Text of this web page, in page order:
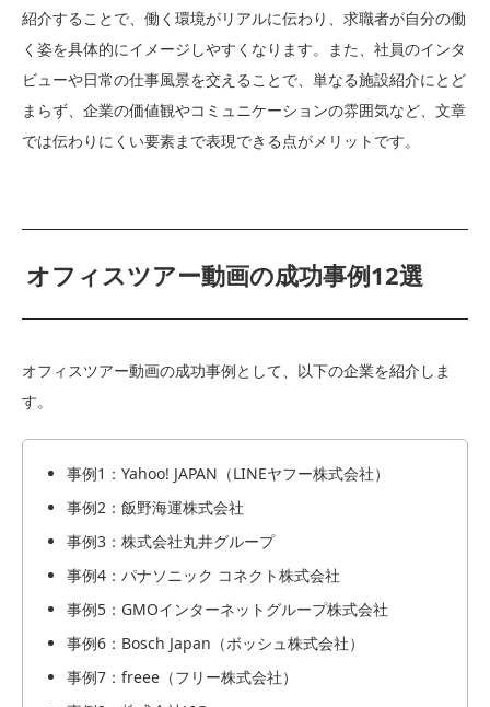
紹介することで、働く環境がリアルに伝わり、求職者が自分の働
く姿を具体的にイメージしやすくなります。また、社員のインタ
ビューや日常の仕事風景を交えることで、単なる施設紹介にとど
まらず、企業の価値観やコミュニケーションの雰囲気など、文章
では伝わりにくい要素まで表現できる点がメリットです。
オフィスツアー動画の成功事例12選
オフィスツアー動画の成功事例として、以下の企業を紹介しま
す。
事例1：Yahoo! JAPAN（LINEヤフー株式会社）
事例2：飯野海運株式会社
事例3：株式会社丸井グループ
事例4：パナソニック コネクト株式会社
事例5：GMOインターネットグループ株式会社
事例6：Bosch Japan（ボッシュ株式会社）
事例7：freee（フリー株式会社）